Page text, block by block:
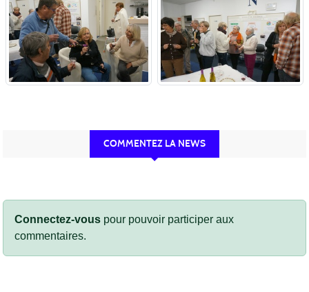
COMMENTEZ LA NEWS
Connectez-vous pour pouvoir participer aux
commentaires.